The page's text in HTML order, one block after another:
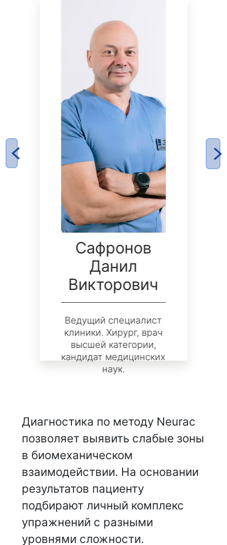
Сафронов
Данил
Викторович
Ведущий специалист
клиники. Хирург, врач
высшей категории,
кандидат медицинских
наук.
Диагностика по методу Neurac
позволяет выявить слабые зоны
в биомеханическом
взаимодействии. На основании
результатов пациенту
подбирают личный комплекс
упражнений с разными
уровнями сложности.